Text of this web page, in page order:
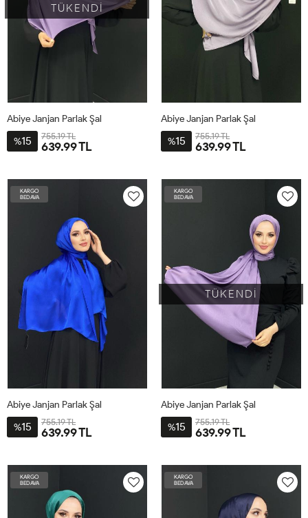
TÜKENDİ
Abiye Janjan Parlak Şal
%15 755.19 TL
639.99 TL
Abiye Janjan Parlak Şal
%15 755.19 TL
639.99 TL
KARGO
BEDAVA
Abiye Janjan Parlak Şal
%15 755.19 TL
639.99 TL
KARGO
BEDAVA
TÜKENDİ
Abiye Janjan Parlak Şal
%15 755.19 TL
639.99 TL
KARGO
BEDAVA
KARGO
BEDAVA